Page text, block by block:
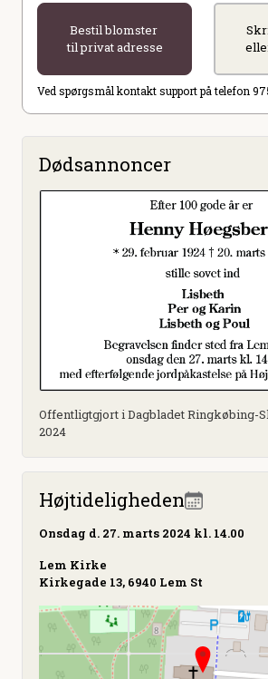
Bestil blomster
til privat adresse
Ved spørgsmål kontakt support på telefon
Dødsannoncer
Offentligtgjort i Dagbladet Ringkøbing-
2024
Højtideligheden
Onsdag d. 27. marts 2024 kl. 14.00
Lem Kirke
Kirkegade 13, 6940 Lem St